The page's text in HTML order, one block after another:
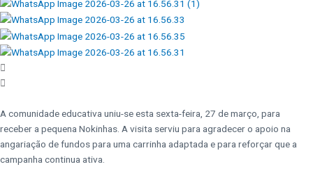
A comunidade educativa uniu-se esta sexta-feira, 27 de março, para
receber a pequena Nokinhas. A visita serviu para agradecer o apoio na
angariação de fundos para uma carrinha adaptada e para reforçar que a
campanha continua ativa.